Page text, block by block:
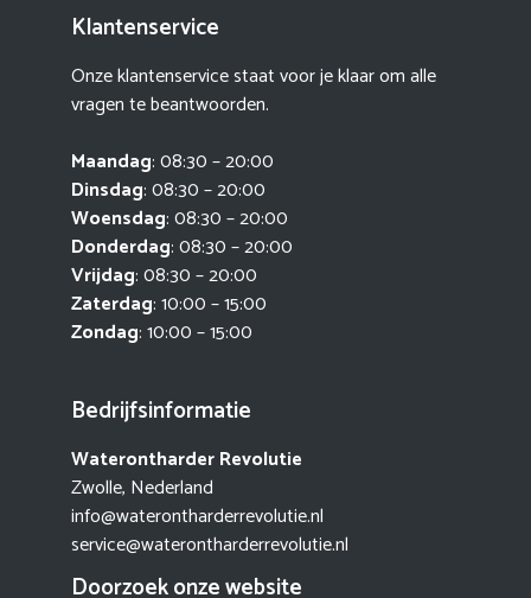
Klantenservice
Onze klantenservice staat voor je klaar om alle
vragen te beantwoorden.
Maandag: 08:30 – 20:00
Dinsdag: 08:30 – 20:00
Woensdag: 08:30 – 20:00
Donderdag: 08:30 – 20:00
Vrijdag: 08:30 – 20:00
Zaterdag: 10:00 – 15:00
Zondag: 10:00 – 15:00
Bedrijfsinformatie
Waterontharder Revolutie
Zwolle, Nederland
info@waterontharderrevolutie.nl
service@waterontharderrevolutie.nl
Doorzoek onze website